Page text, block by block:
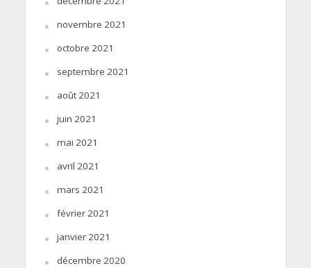
novembre 2021
octobre 2021
septembre 2021
août 2021
juin 2021
mai 2021
avril 2021
mars 2021
février 2021
janvier 2021
décembre 2020